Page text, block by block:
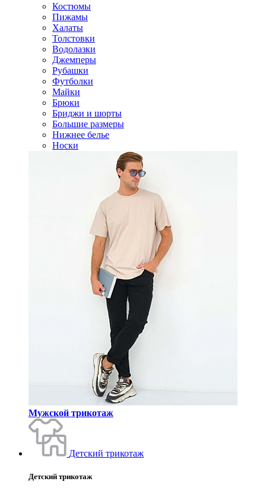
Костюмы
Пижамы
Халаты
Толстовки
Водолазки
Джемперы
Рубашки
Футболки
Майки
Брюки
Бриджи и шорты
Большие размеры
Нижнее белье
Носки
Мужской трикотаж
Детский трикотаж
Детский трикотаж